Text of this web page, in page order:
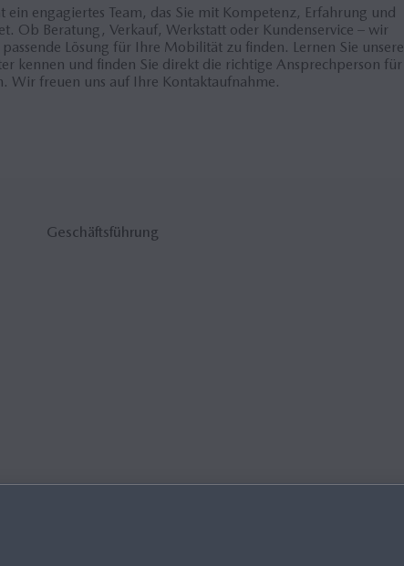
ein engagiertes Team, das Sie mit Kompetenz, Erfahrung und
Ob Beratung, Verkauf, Werkstatt oder Kundenservice – wir
Lösung für Ihre Mobilität zu finden. Lernen Sie unsere
kennen und finden Sie direkt die richtige Ansprechperson für
Wir freuen uns auf Ihre Kontaktaufnahme.
Geschäftsführung